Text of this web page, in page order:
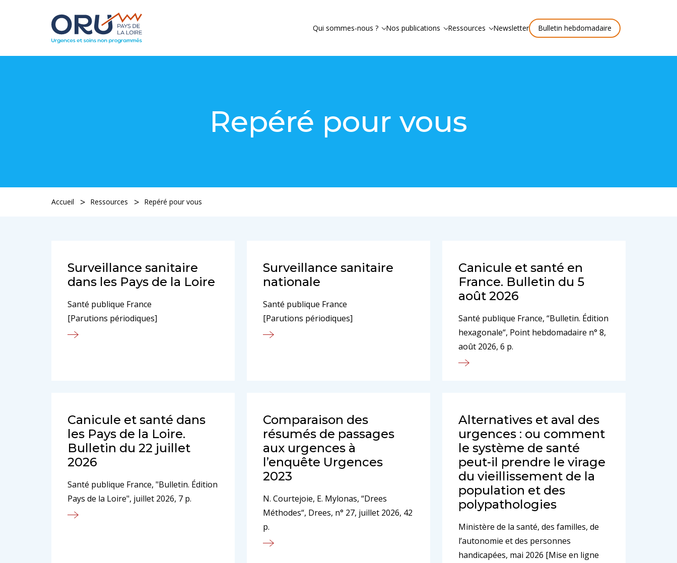
Qui sommes-nous ? Nos publications Ressources Newsletter Bulletin hebdomadaire
Repéré pour vous
Accueil Ressources Repéré pour vous
Surveillance sanitaire
dans les Pays de la Loire
Santé publique France
[Parutions périodiques]
Surveillance sanitaire
nationale
Santé publique France
[Parutions périodiques]
Canicule et santé en
France. Bulletin du 5
août 2026
Santé publique France, “Bulletin. Édition
hexagonale“, Point hebdomadaire n° 8,
août 2026, 6 p.
Canicule et santé dans
les Pays de la Loire.
Bulletin du 22 juillet
2026
Santé publique France, "Bulletin. Édition
Pays de la Loire", juillet 2026, 7 p.
Comparaison des
résumés de passages
aux urgences à
l’enquête Urgences
2023
N. Courtejoie, E. Mylonas, “Drees
Méthodes“, Drees, n° 27, juillet 2026, 42
p.
Alternatives et aval des
urgences : ou comment
le système de santé
peut-il prendre le virage
du vieillissement de la
population et des
polypathologies
Ministère de la santé, des familles, de
l’autonomie et des personnes
handicapées, mai 2026 [Mise en ligne